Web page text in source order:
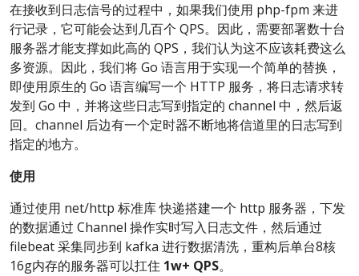
在接收到日志信号的过程中，如果我们使用 php-fpm 来进
行记录，它可能会达到几百个 QPS。因此，需要部署数十台
服务器才能支撑如此高的 QPS，我们认为这不应该耗费这么
多资源。因此，我们将 Go 语言用于实现一个简单的替换，
即使用原生的 Go 语言编写一个 HTTP 服务，将日志请求转
发到 Go 中，并将这些日志写到指定的 channel 中，然后返
回。channel 后边有一个定时器不断地将信道里的日志写到
指定的地方。
使用
通过使用 net/http 标准库 快递搭建一个 http 服务器，下发
的数据通过 Channel 操作实时写入日志文件，然后通过
filebeat 采集同步到 kafka 进行数据清洗，重构后单台8核
16g内存的服务器可以扛住 1w+ QPS。